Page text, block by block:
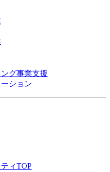
グ事業支援
ション
ィTOP